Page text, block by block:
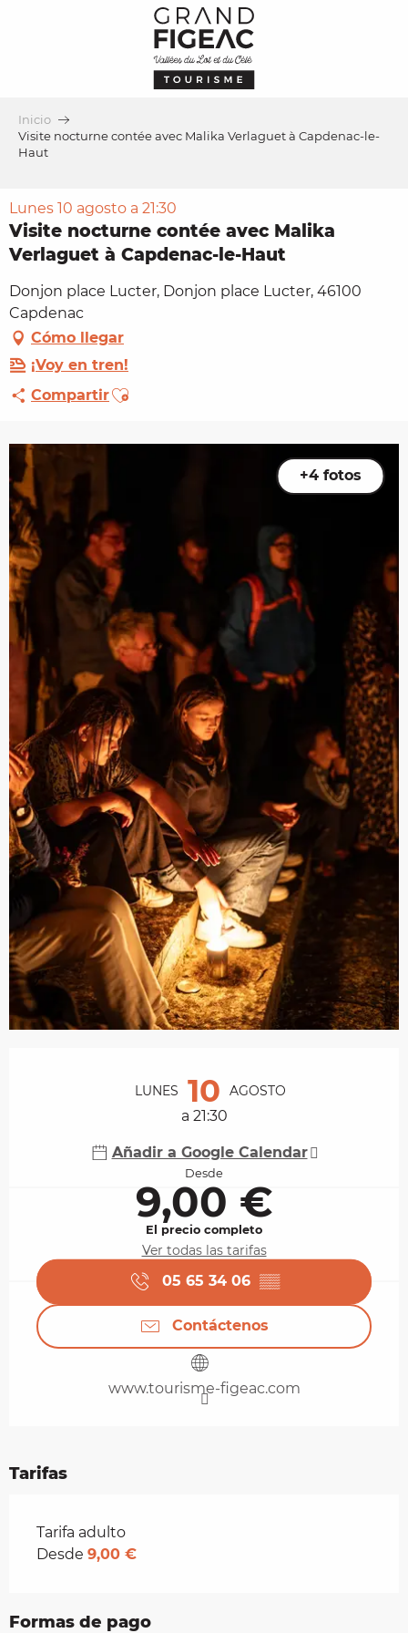
Inicio
Visite nocturne contée avec Malika Verlaguet à Capdenac-le-
Haut
Lunes 10 agosto a 21:30
Visite nocturne contée avec Malika
Verlaguet à Capdenac-le-Haut
Donjon place Lucter, Donjon place Lucter, 46100
Capdenac
Cómo llegar
¡Voy en tren!
CompartirAjouter aux favoris
+4 fotos
LUNES 10 AGOSTO
a 21:30
Añadir a Google Calendar
Desde
9,00 €
El precio completo
Ver todas las tarifas
05 65 34 06 ▒▒
Contáctenos
www.tourisme-figeac.com
Tarifas
Tarifas 2026
Tarifa adulto
Desde 9,00 €
Formas de pago